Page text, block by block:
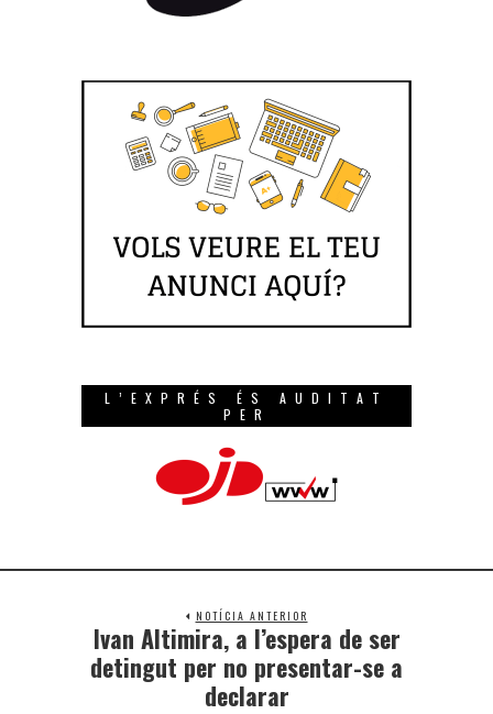
L’EXPRÉS ÉS AUDITAT
PER
NOTÍCIA ANTERIOR
Ivan Altimira, a l’espera de ser
detingut per no presentar-se a
declarar